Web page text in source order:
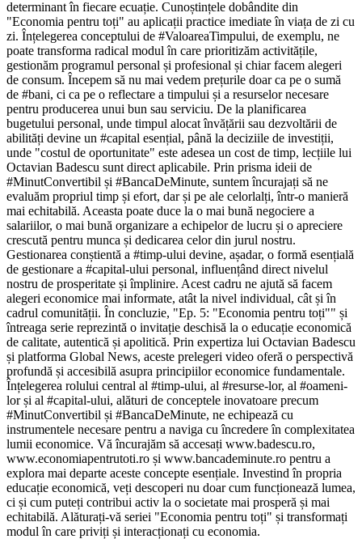
determinant în fiecare ecuație. Cunoștințele dobândite din
"Economia pentru toți" au aplicații practice imediate în viața de zi cu
zi. Înțelegerea conceptului de #ValoareaTimpului, de exemplu, ne
poate transforma radical modul în care prioritizăm activitățile,
gestionăm programul personal și profesional și chiar facem alegeri
de consum. Începem să nu mai vedem prețurile doar ca pe o sumă
de #bani, ci ca pe o reflectare a timpului și a resurselor necesare
pentru producerea unui bun sau serviciu. De la planificarea
bugetului personal, unde timpul alocat învățării sau dezvoltării de
abilități devine un #capital esențial, până la deciziile de investiții,
unde "costul de oportunitate" este adesea un cost de timp, lecțiile lui
Octavian Badescu sunt direct aplicabile. Prin prisma ideii de
#MinutConvertibil și #BancaDeMinute, suntem încurajați să ne
evaluăm propriul timp și efort, dar și pe ale celorlalți, într-o manieră
mai echitabilă. Aceasta poate duce la o mai bună negociere a
salariilor, o mai bună organizare a echipelor de lucru și o apreciere
crescută pentru munca și dedicarea celor din jurul nostru.
Gestionarea conștientă a #timp-ului devine, așadar, o formă esențială
de gestionare a #capital-ului personal, influențând direct nivelul
nostru de prosperitate și împlinire. Acest cadru ne ajută să facem
alegeri economice mai informate, atât la nivel individual, cât și în
cadrul comunității. În concluzie, "Ep. 5: "Economia pentru toți"" și
întreaga serie reprezintă o invitație deschisă la o educație economică
de calitate, autentică și apolitică. Prin expertiza lui Octavian Badescu
și platforma Global News, aceste prelegeri video oferă o perspectivă
profundă și accesibilă asupra principiilor economice fundamentale.
Înțelegerea rolului central al #timp-ului, al #resurse-lor, al #oameni-
lor și al #capital-ului, alături de conceptele inovatoare precum
#MinutConvertibil și #BancaDeMinute, ne echipează cu
instrumentele necesare pentru a naviga cu încredere în complexitatea
lumii economice. Vă încurajăm să accesați www.badescu.ro,
www.economiapentrutoti.ro și www.bancademinute.ro pentru a
explora mai departe aceste concepte esențiale. Investind în propria
educație economică, veți descoperi nu doar cum funcționează lumea,
ci și cum puteți contribui activ la o societate mai prosperă și mai
echitabilă. Alăturați-vă seriei "Economia pentru toți" și transformați
modul în care priviți și interacționați cu economia.